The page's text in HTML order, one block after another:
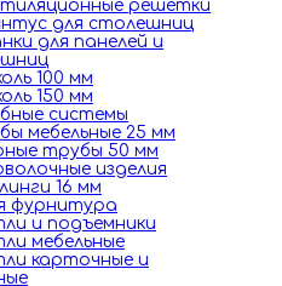
решетки
для столешниц
для панелей и
100 мм
150 мм
системы
мебельные 25 мм
трубы 50 мм
изделия
16 мм
фурнитура
и подъемники
мебельные
карточные и